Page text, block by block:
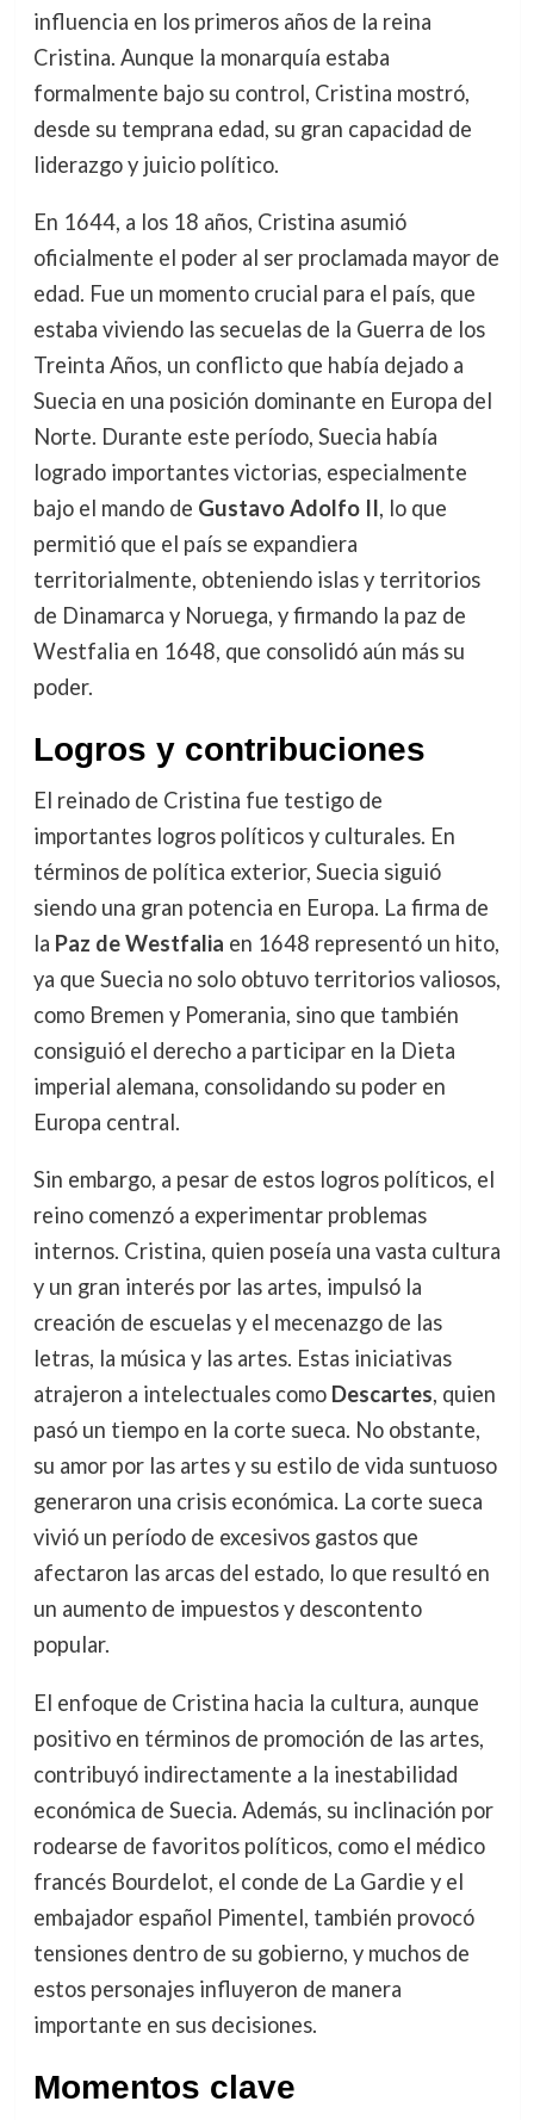
influencia en los primeros años de la reina
Cristina. Aunque la monarquía estaba
formalmente bajo su control, Cristina mostró,
desde su temprana edad, su gran capacidad de
liderazgo y juicio político.
En 1644, a los 18 años, Cristina asumió
oficialmente el poder al ser proclamada mayor de
edad. Fue un momento crucial para el país, que
estaba viviendo las secuelas de la Guerra de los
Treinta Años, un conflicto que había dejado a
Suecia en una posición dominante en Europa del
Norte. Durante este período, Suecia había
logrado importantes victorias, especialmente
bajo el mando de Gustavo Adolfo II, lo que
permitió que el país se expandiera
territorialmente, obteniendo islas y territorios
de Dinamarca y Noruega, y firmando la paz de
Westfalia en 1648, que consolidó aún más su
poder.
Logros y contribuciones
El reinado de Cristina fue testigo de
importantes logros políticos y culturales. En
términos de política exterior, Suecia siguió
siendo una gran potencia en Europa. La firma de
la Paz de Westfalia en 1648 representó un hito,
ya que Suecia no solo obtuvo territorios valiosos,
como Bremen y Pomerania, sino que también
consiguió el derecho a participar en la Dieta
imperial alemana, consolidando su poder en
Europa central.
Sin embargo, a pesar de estos logros políticos, el
reino comenzó a experimentar problemas
internos. Cristina, quien poseía una vasta cultura
y un gran interés por las artes, impulsó la
creación de escuelas y el mecenazgo de las
letras, la música y las artes. Estas iniciativas
atrajeron a intelectuales como Descartes, quien
pasó un tiempo en la corte sueca. No obstante,
su amor por las artes y su estilo de vida suntuoso
generaron una crisis económica. La corte sueca
vivió un período de excesivos gastos que
afectaron las arcas del estado, lo que resultó en
un aumento de impuestos y descontento
popular.
El enfoque de Cristina hacia la cultura, aunque
positivo en términos de promoción de las artes,
contribuyó indirectamente a la inestabilidad
económica de Suecia. Además, su inclinación por
rodearse de favoritos políticos, como el médico
francés Bourdelot, el conde de La Gardie y el
embajador español Pimentel, también provocó
tensiones dentro de su gobierno, y muchos de
estos personajes influyeron de manera
importante en sus decisiones.
Momentos clave